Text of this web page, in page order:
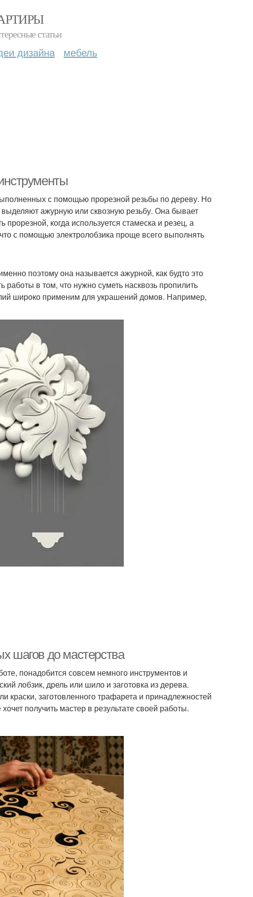
статьи
дизайна мебель
с помощью прорезной резьбы по дереву. Но
ажурную или сквозную резьбу. Она бывает
когда используется стамеска и резец, а
с помощью электролобзика проще всего выполнять
поэтому она называется ажурной, как будто это
работы в том, что нужно суметь насквозь пропилить
широко применим для украшений домов. Например,
шагов до мастерства
понадобится совсем немного инструментов и
лобзик, дрель или шило и заготовка из дерева.
краски, заготовленного трафарета и принадлежностей
получить мастер в результате своей работы.